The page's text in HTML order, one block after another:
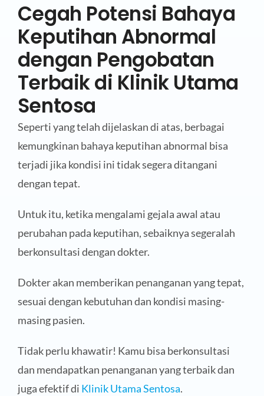
Cegah Potensi Bahaya
Keputihan Abnormal
dengan Pengobatan
Terbaik di Klinik Utama
Sentosa
Seperti yang telah dijelaskan di atas, berbagai
kemungkinan bahaya keputihan abnormal bisa
terjadi jika kondisi ini tidak segera ditangani
dengan tepat.
Untuk itu, ketika mengalami gejala awal atau
perubahan pada keputihan, sebaiknya segeralah
berkonsultasi dengan dokter.
Dokter akan memberikan penanganan yang tepat,
sesuai dengan kebutuhan dan kondisi masing-
masing pasien.
Tidak perlu khawatir! Kamu bisa berkonsultasi
dan mendapatkan penanganan yang terbaik dan
juga efektif di Klinik Utama Sentosa.